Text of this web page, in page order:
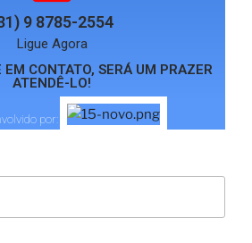
9 8785-2554
Ligue Agora
EM CONTATO, SERÁ UM PRAZER
ATENDÊ-LO!
por: